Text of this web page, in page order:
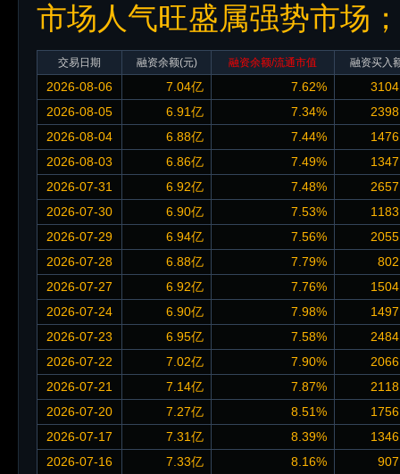
市场人气旺盛属强势市场
交易日期 融资余额(元) 融资余额/流通市值 融资买入
2026-08-06 7.04亿 7.62%
2026-08-05
6.91亿 7.34%
2026-08-04
6.88亿 7.44%
2026-08-03
6.86亿 7.49%
2026-07-31
6.92亿 7.48%
2026-07-30
6.90亿 7.53%
2026-07-29
6.94亿 7.56%
2026-07-28
6.88亿 7.79%
2026-07-27
6.92亿 7.76%
2026-07-24
6.90亿 7.98%
2026-07-23
6.95亿 7.58%
2026-07-22
7.02亿 7.90%
2026-07-21
7.14亿 7.87%
2026-07-20
7.27亿 8.51%
2026-07-17
7.31亿 8.39%
2026-07-16
7.33亿 8.16%